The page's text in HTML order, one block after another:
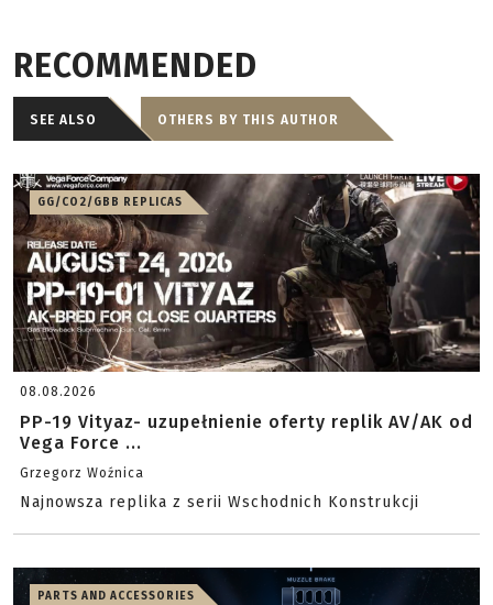
RECOMMENDED
SEE ALSO OTHERS BY THIS AUTHOR
GG/CO2/GBB REPLICAS
08.08.2026
PP-19 Vityaz- uzupełnienie oferty replik AV/AK od
Vega Force ...
Grzegorz Woźnica
Najnowsza replika z serii Wschodnich Konstrukcji
PARTS AND ACCESSORIES